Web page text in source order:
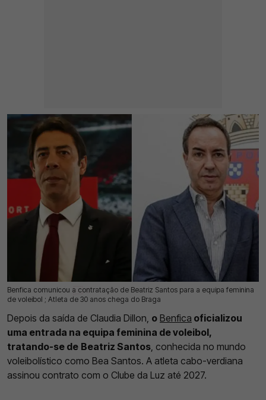
Benfica comunicou a contratação de Beatriz Santos para a equipa feminina
de voleibol ; Atleta de 30 anos chega do Braga
17 Jul 2026 | 17:26 | 0
Depois da saída de Claudia Dillon, o Benfica oficializou
uma entrada na equipa feminina de voleibol,
tratando-se de Beatriz Santos, conhecida no mundo
voleibolístico como Bea Santos. A atleta cabo-verdiana
assinou contrato com o Clube da Luz até 2027.